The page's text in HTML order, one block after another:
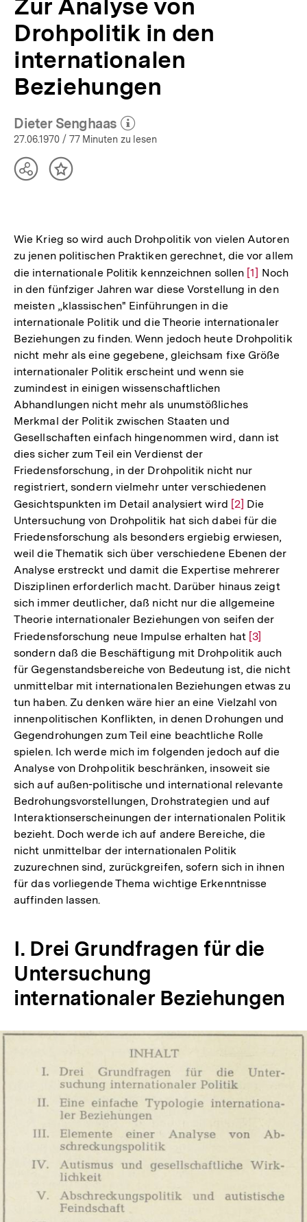
Zur Analyse von
Drohpolitik in den
internationalen
Beziehungen
Dieter Senghaas
(Mehr zum Autor)
öffnen
27.06.1970 / 77 Minuten zu lesen
TeilenInhalt
Wie Krieg so wird auch Drohpolitik von vielen Autoren
zu jenen politischen Praktiken gerechnet, die vor allem
die internationale Politik kennzeichnen sollen Zur
Auflösung
Fußnote
[1] Noch
in den fünfziger Jahren war diese Vorstellung in den
meisten „klassischen" Einführungen in die
internationale Politik und die Theorie internationaler
Beziehungen zu finden. Wenn jedoch heute Drohpolitik
nicht mehr als eine gegebene, gleichsam fixe Größe
internationaler Politik erscheint und wenn sie
zumindest in einigen wissenschaftlichen
Abhandlungen nicht mehr als unumstößliches
Merkmal der Politik zwischen Staaten und
Gesellschaften einfach hingenommen wird, dann ist
dies sicher zum Teil ein Verdienst der
Friedensforschung, in der Drohpolitik nicht nur
registriert, sondern vielmehr unter verschiedenen
Gesichtspunkten im Detail analysiert wird Zur
Auflösung
der
Fußnote
[2] Die
Untersuchung von Drohpolitik hat sich dabei für die
Friedensforschung als besonders ergiebig erwiesen,
weil die Thematik sich über verschiedene Ebenen der
Analyse erstreckt und damit die Expertise mehrerer
Disziplinen erforderlich macht. Darüber hinaus zeigt
sich immer deutlicher, daß nicht nur die allgemeine
Theorie internationaler Beziehungen von seifen der
Friedensforschung neue Impulse erhalten hat Zur
Auflösung
der
Fußnote
[3]
sondern daß die Beschäftigung mit Drohpolitik auch
für Gegenstandsbereiche von Bedeutung ist, die nicht
unmittelbar mit internationalen Beziehungen etwas zu
tun haben. Zu denken wäre hier an eine Vielzahl von
innenpolitischen Konflikten, in denen Drohungen und
Gegendrohungen zum Teil eine beachtliche Rolle
spielen. Ich werde mich im folgenden jedoch auf die
Analyse von Drohpolitik beschränken, insoweit sie
sich auf außen-politische und international relevante
Bedrohungsvorstellungen, Drohstrategien und auf
Interaktionserscheinungen der internationalen Politik
bezieht. Doch werde ich auf andere Bereiche, die
nicht unmittelbar der internationalen Politik
zuzurechnen sind, zurückgreifen, sofern sich in ihnen
für das vorliegende Thema wichtige Erkenntnisse
auffinden lassen.
I. Drei Grundfragen für die
Untersuchung
internationaler Beziehungen